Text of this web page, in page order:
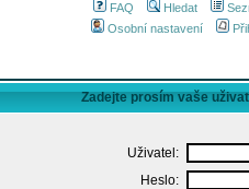
FAQ Hledat
Osobní nastavení
Zadejte prosím vaše
Uživatel:
Heslo: